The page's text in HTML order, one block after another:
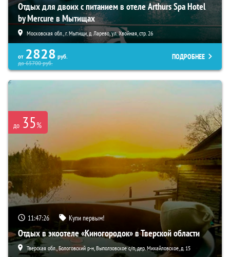
Отдых для двоих с питанием в отеле Arthurs Spa Hotel
by Mercure в Мытищах
Московская обл., г. Мытищи, д. Ларево, ул. Хвойная, стр. 26
от 2828 руб.
до65700руб.
ПОДРОБНЕЕ
до 35%
11:47:25 Купи первым!
Отдых в экоотеле «Киногородок» в Тверской области
Тверская обл., Бологовский р-н, Выползовское с/п, дер. Михайловское, д. 15